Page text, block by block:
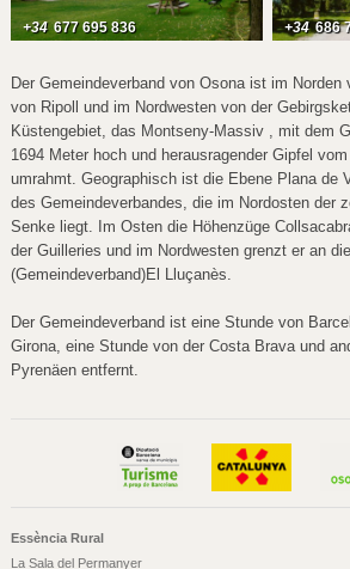
+34 677 695 836 +34 686
Der Gemeindeverband von Osona ist im Norden
von Ripoll und im Nordwesten von der
Küstengebiet, das Montseny-Massiv , mit dem
1694 Meter hoch und herausragender Gipfel
umrahmt. Geographisch ist die Ebene Plana de
des Gemeindeverbandes, die im Nordosten der
Senke liegt. Im Osten die Höhenzüge
der Guilleries und im Nordwesten grenzt er an
(Gemeindeverband)El Lluçanès.
Der Gemeindeverband ist eine Stunde von
Girona, eine Stunde von der Costa Brava und
Pyrenäen entfernt.
Essència Rural
La Sala del Permanyer